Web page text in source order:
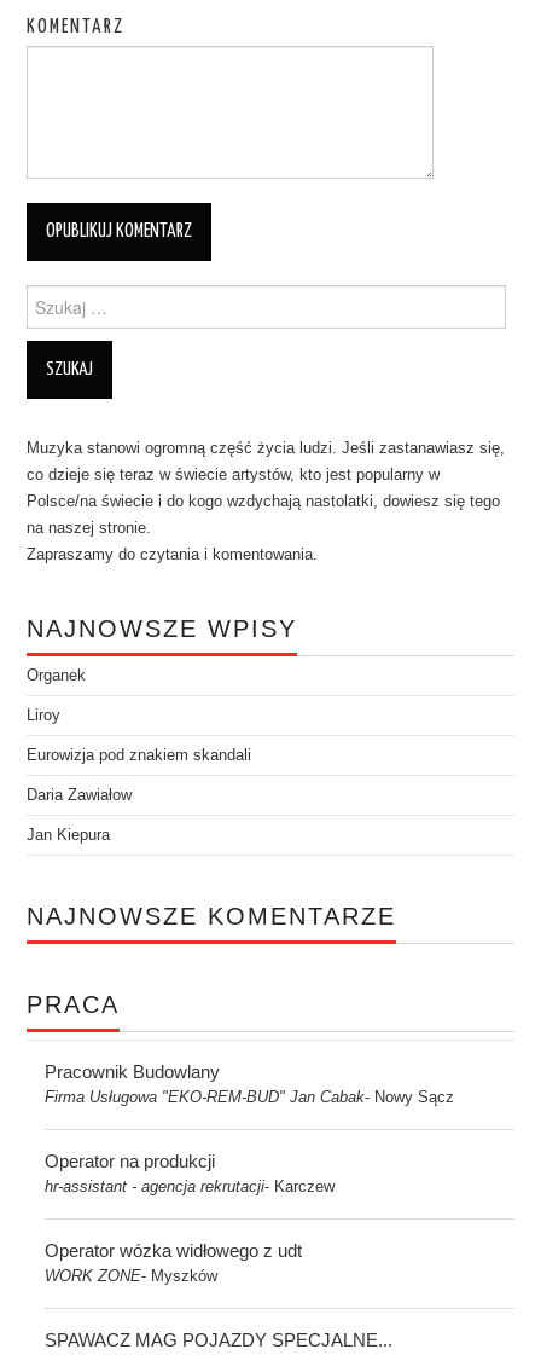
KOMENTARZ
Szukanie dla:
Muzyka stanowi ogromną część życia ludzi. Jeśli zastanawiasz się,
co dzieje się teraz w świecie artystów, kto jest popularny w
Polsce/na świecie i do kogo wzdychają nastolatki, dowiesz się tego
na naszej stronie.
Zapraszamy do czytania i komentowania.
NAJNOWSZE WPISY
Organek
Liroy
Eurowizja pod znakiem skandali
Daria Zawiałow
Jan Kiepura
NAJNOWSZE KOMENTARZE
PRACA
Pracownik Budowlany
Firma Usługowa "EKO-REM-BUD" Jan Cabak- Nowy Sącz
Operator na produkcji
hr-assistant - agencja rekrutacji- Karczew
Operator wózka widłowego z udt
WORK ZONE- Myszków
SPAWACZ MAG POJAZDY SPECJALNE...